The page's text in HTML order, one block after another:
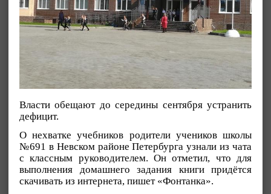
Власти обещают до середины сентября устранить
дефицит.
О нехватке учебников родители учеников школы
№691 в Невском районе Петербурга узнали из чата
с классным руководителем. Он отметил, что для
выполнения домашнего задания книги придётся
скачивать из интернета, пишет «Фонтанка».